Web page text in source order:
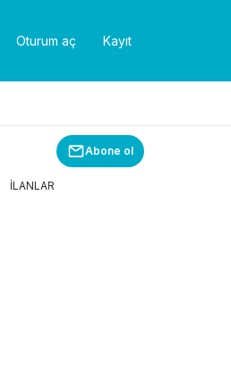
Oturum aç Kayıt
Abone ol
İLANLAR